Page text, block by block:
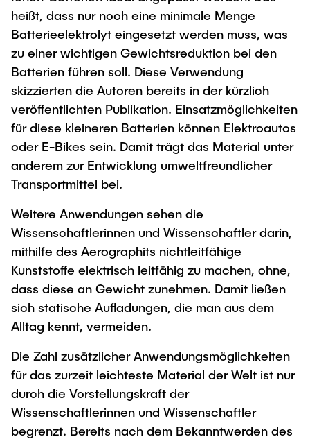
heißt, dass nur noch eine minimale Menge
Batterieelektrolyt eingesetzt werden muss, was
zu einer wichtigen Gewichtsreduktion bei den
Batterien führen soll. Diese Verwendung
skizzierten die Autoren bereits in der kürzlich
veröffentlichten Publikation. Einsatzmöglichkeiten
für diese kleineren Batterien können Elektroautos
oder E-Bikes sein. Damit trägt das Material unter
anderem zur Entwicklung umweltfreundlicher
Transportmittel bei.
Weitere Anwendungen sehen die
Wissenschaftlerinnen und Wissenschaftler darin,
mithilfe des Aerographits nichtleitfähige
Kunststoffe elektrisch leitfähig zu machen, ohne,
dass diese an Gewicht zunehmen. Damit ließen
sich statische Aufladungen, die man aus dem
Alltag kennt, vermeiden.
Die Zahl zusätzlicher Anwendungsmöglichkeiten
für das zurzeit leichteste Material der Welt ist nur
durch die Vorstellungskraft der
Wissenschaftlerinnen und Wissenschaftler
begrenzt. Bereits nach dem Bekanntwerden des